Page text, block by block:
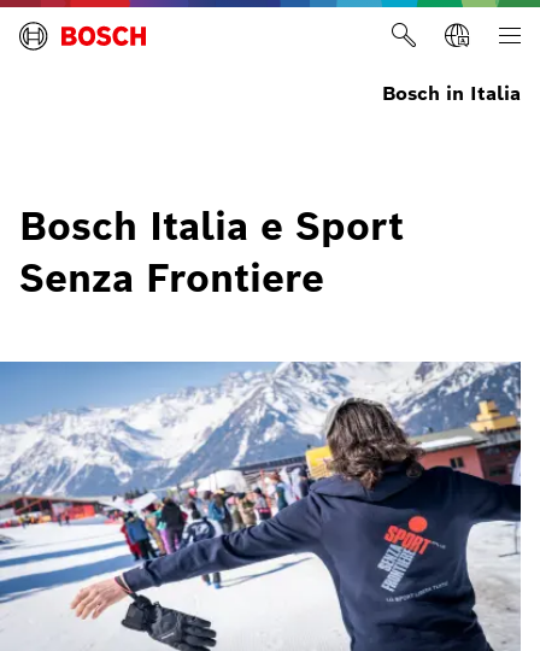
Bosch in Italia
Bosch Italia e Sport
Senza Frontiere